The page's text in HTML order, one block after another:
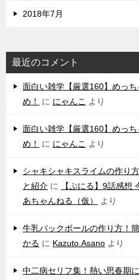
2018年7月
最近のコメント
面白い雑学【厳選160】めっ
め！
に にゃんこ より
面白い雑学【厳選160】めっ
め！
に にゃんこ より
シャキシャキスライムの作り
と紹介 に
【ぷにる】9話感想
あちゃんねる（仮）
より
牛乳パックボールの作り方！
かる に Kazuto.Asano より
中二病セリフ集！熱い思春期